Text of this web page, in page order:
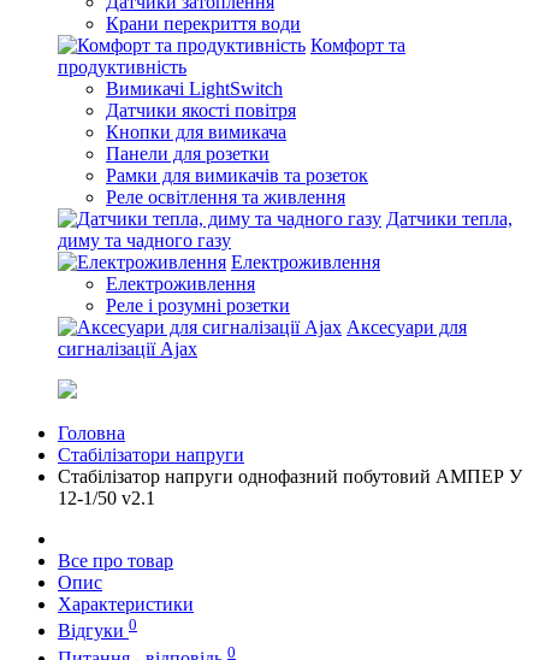
Крани перекриття води
Комфорт та
продуктивність
Вимикачі LightSwitch
Датчики якості повітря
Кнопки для вимикача
Панели для розетки
Рамки для вимикачів та розеток
Реле освітлення та живлення
Датчики тепла,
диму та чадного газу
Електроживлення
Електроживлення
Реле і розумні розетки
Аксесуари для
сигналізації Ajax
Головна
Стабілізатори напруги
Стабілізатор напруги однофазний побутовий АМПЕР У
12-1/50 v2.1
Все про товар
Опис
Характеристики
Відгуки 0
0